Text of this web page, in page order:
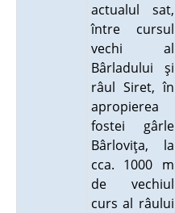
actualul sat,
între cursul
vechi al
Bârladului şi
râul Siret, în
apropierea
fostei gârle
Bârloviţa, la
cca. 1000 m
de vechiul
curs al râului